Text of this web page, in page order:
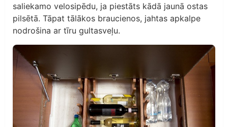
saliekamo velosipēdu, ja piestāts kādā jaunā ostas
pilsētā. Tāpat tālākos braucienos, jahtas apkalpe
nodrošina ar tīru gultasveļu.